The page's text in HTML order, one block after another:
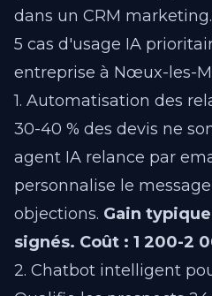
dans un CRM marketing.
5 cas d'usage IA
entreprise à Nœux-les-
1. Automatisation des
30-40 % des devis ne
agent IA relance par
personnalise le
objections. Gain
signés. Coût : 1 200-2
2. Chatbot intelligent